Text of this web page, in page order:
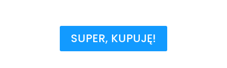
SUPER, KUPUJĘ!